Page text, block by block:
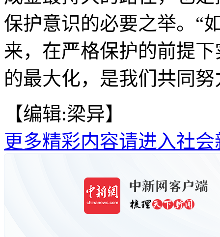
保护意识的必要之举。“
来，在严格保护的前提
的最大化，是我们共同
【编辑:梁异】
更多精彩内容请进入社会